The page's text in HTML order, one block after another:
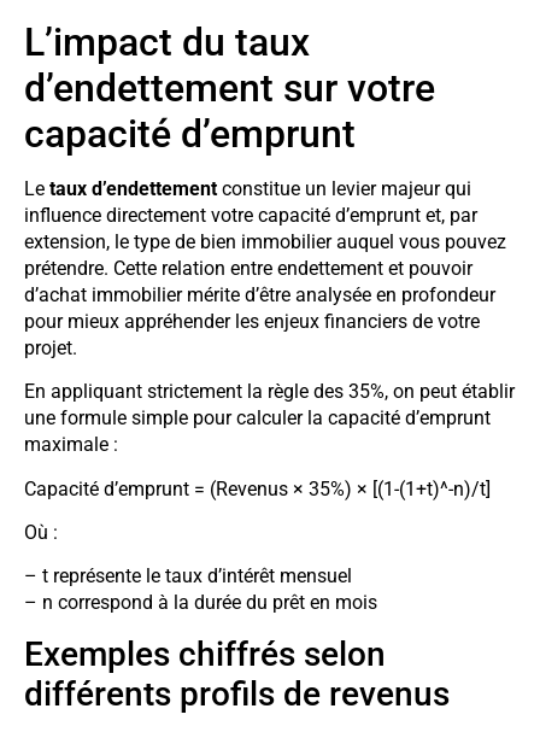
L’impact du taux
d’endettement sur votre
capacité d’emprunt
Le taux d’endettement constitue un levier majeur qui
influence directement votre capacité d’emprunt et, par
extension, le type de bien immobilier auquel vous pouvez
prétendre. Cette relation entre endettement et pouvoir
d’achat immobilier mérite d’être analysée en profondeur
pour mieux appréhender les enjeux financiers de votre
projet.
En appliquant strictement la règle des 35%, on peut établir
une formule simple pour calculer la capacité d’emprunt
maximale :
Capacité d’emprunt = (Revenus × 35%) × [(1-(1+t)^-n)/t]
Où :
– t représente le taux d’intérêt mensuel
– n correspond à la durée du prêt en mois
Exemples chiffrés selon
différents profils de revenus